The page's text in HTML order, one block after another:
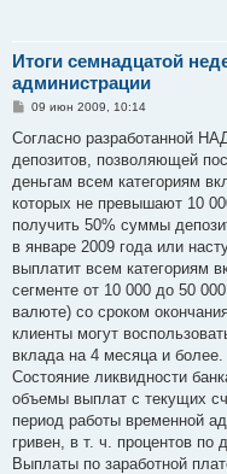
Итоги семнадцатой
администрации
С
о
щ
е
и
е
09 июн 2009, 10:14
Согласно разработанной
депозитов, позволяющей
деньгам всем категориям
которых не превышают 10
получить 50% суммы
в январе 2009 года или
выплатит всем категориям
сегменте от 10 000 до 50
валюте) со сроком
клиенты могут
вклада на 4 месяца и более.
Состояние ликвидности
объемы выплат с текущих
период работы временной
гривен, в т. ч. процентов по
Выплаты по заработной